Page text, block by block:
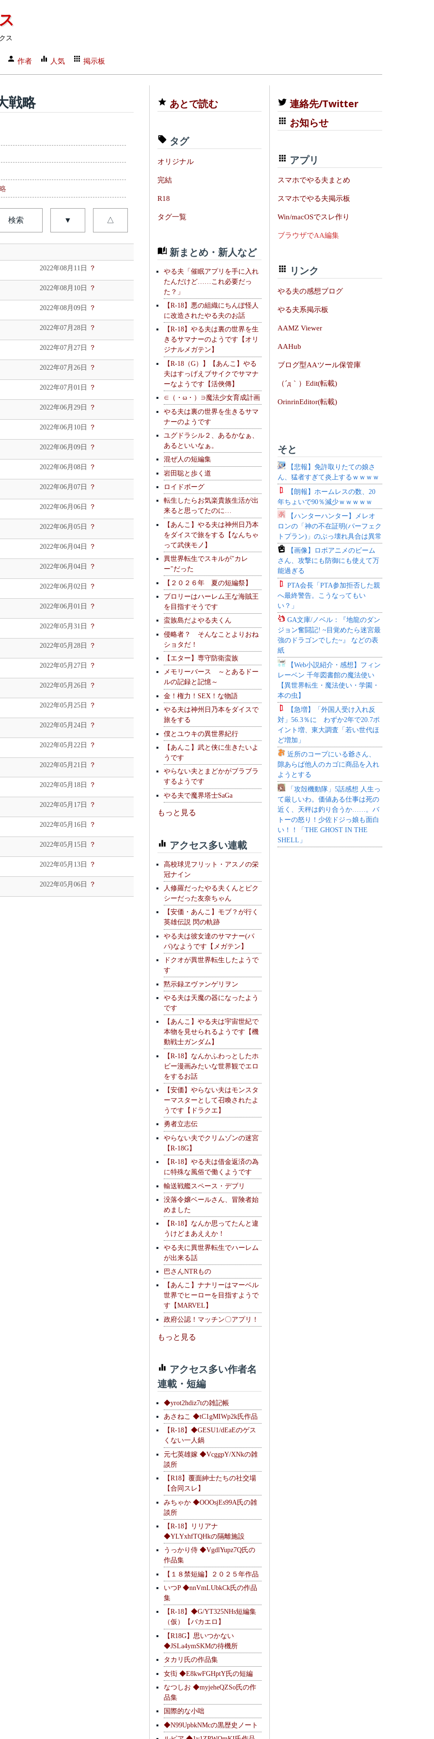
ス
作者 人気 掲示板
戦略
検索 ▼ △
2022年08月11日 ？
2022年08月10日 ？
2022年08月09日 ？
2022年07月28日 ？
2022年07月27日 ？
2022年07月26日 ？
2022年07月01日 ？
2022年06月29日 ？
2022年06月10日 ？
2022年06月09日 ？
2022年06月08日 ？
2022年06月07日 ？
2022年06月06日 ？
2022年06月05日 ？
2022年06月04日 ？
2022年06月04日 ？
2022年06月02日 ？
2022年06月01日 ？
2022年05月31日 ？
2022年05月28日 ？
2022年05月27日 ？
2022年05月26日 ？
2022年05月25日 ？
2022年05月24日 ？
2022年05月22日 ？
2022年05月21日 ？
2022年05月18日 ？
2022年05月17日 ？
2022年05月16日 ？
2022年05月15日 ？
2022年05月13日 ？
2022年05月06日 ？
あとで読む
タグ
オリジナル
完結
R18
タグ一覧
新まとめ・新人など
やる夫「催眠アプリを手に入れ
たんだけど……これ必要だっ
た？」
【R-18】悪の組織にちんぽ怪人
に改造されたやる夫のお話
【R-18】やる夫は裏の世界を生
きるサマナーのようです【オリ
ジナルメガテン】
【R-18（G）】【あんこ】やる
夫はすっげえブサイクでサマナ
ーなようです【活俠傳】
∈（・ω・）∋魔法少女育成計画
やる夫は裏の世界を生きるサマ
ナーのようです
ユグドラシル２、あるかなぁ、
あるといいなぁ。
混ぜ人の短編集
岩田聡と歩く道
ロイドボーグ
転生したらお気楽貴族生活が出
来ると思ってたのに…
【あんこ】やる夫は神州日乃本
をダイスで旅をする【なんちゃ
って武侠モノ】
異世界転生でスキルが"カレ
ー"だった
【２０２６年 夏の短編祭】
ブロリーはハーレム王な海賊王
を目指すそうです
蛮族島だよやる夫くん
侵略者？ そんなことよりおね
ショタだ！
【エター】専守防衛蛮族
メモリーバース ～とあるドー
ルの記録と記憶～
金！権力！SEX！な物語
やる夫は神州日乃本をダイスで
旅をする
僕とユウキの異世界紀行
【あんこ】武と侠に生きたいよ
うです
やらない夫とまどかがブラブラ
するようです
やる夫で魔界塔士SaGa
もっと見る
アクセス多い連載
高校球児フリット・アスノの栄
冠ナイン
人修羅だったやる夫くんとピク
シーだった友奈ちゃん
【安価・あんこ】モブ？が行く
英雄伝説 閃の軌跡
やる夫は彼女達のサマナー(パ
パ)なようです【メガテン】
ドクオが異世界転生したようで
す
黙示録ヱヴァンゲリヲン
やる夫は天魔の器になったよう
です
【あんこ】やる夫は宇宙世紀で
本物を見せられるようです【機
動戦士ガンダム】
【R-18】なんかふわっとしたホ
ビー漫画みたいな世界観でエロ
をするお話
【安価】やらない夫はモンスタ
ーマスターとして召喚されたよ
うです【ドラクエ】
勇者立志伝
やらない夫でクリムゾンの迷宮
【R-18G】
【R-18】やる夫は借金返済の為
に特殊な風俗で働くようです
輸送戦艦スペース・デブリ
没落令嬢ベールさん、冒険者始
めました
【R-18】なんか思ってたんと違
うけどまあええか！
やる夫に異世界転生でハーレム
が出来る話
巴さんNTRもの
【あんこ】ナナリーはマーベル
世界でヒーローを目指すようで
す【MARVEL】
政府公認！マッチン〇アプリ！
もっと見る
アクセス多い作者名
連載・短編
◆yrot2hdiz7tの雑記帳
あさねこ ◆tC1gMIWp2k氏作品
【R-18】◆GESU1/dEaEのゲス
くない一人鍋
元七英雄嫁 ◆VcggpY/XNkの雑
談所
【R18】覆面紳士たちの社交場
【合同スレ】
みちゃか ◆OOOsjEs99A氏の雑
談所
【R-18】リリアナ
◆YLYxhfTQHkの隔離施設
うっかり侍 ◆VgdlYupz7Q氏の
作品集
【１８禁短編】２０２５年作品
いつP ◆nnVmLUbkCk氏の作品
集
【R-18】◆G/YT325NHs短編集
（仮）【バカエロ】
【R18G】思いつかない
◆JSLa4ymSKMの待機所
タカリ氏の作品集
女衒 ◆E8kwFGHptY氏の短編
なつしお ◆myjeheQZSo氏の作
品集
国際的な小咄
◆N99UpbkNMcの黒歴史ノート
連絡先/Twitter
お知らせ
アプリ
スマホでやる夫まとめ
スマホでやる夫掲示板
Win/macOSでスレ作り
ブラウザでAA編集
リンク
やる夫の感想ブログ
やる夫系掲示板
AAMZ Viewer
AAHub
ブログ型AAツール保管庫
（´д｀）Edit(転載)
OrinrinEditor(転載)
そと
【悲報】免許取りたての娘さ
ん、猛者すぎて炎上するｗｗｗｗ
【朗報】ホームレスの数、20
年ちょいで90％減少ｗｗｗｗｗ
【ハンターハンター】メレオ
ロンの「神の不在証明(パーフェク
トプラン)」のぶっ壊れ具合は異常
【画像】ロボアニメのビーム
さん、攻撃にも防御にも使えて万
能過ぎる
PTA会長「PTA参加拒否した親
へ最終警告。こうなってもい
い？」
GA文庫/ノベル：『地龍のダン
ジョン奮闘記! ~目覚めたら迷宮最
強のドラゴンでした~』 などの表
紙
【Web小説紹介・感想】フィン
レーベン 千年図書館の魔法使い
【異世界転生・魔法使い・学園・
本の虫】
【急増】「外国人受け入れ反
対」56.3％に わずか2年で20.7ポ
イント増、東大調査「若い世代ほ
ど増加」
近所のコープにいる爺さん、
隙あらば他人のカゴに商品を入れ
ようとする
「攻殻機動隊」5話感想 人生っ
て厳しいわ。価値ある仕事は死の
近く、天秤は釣り合うか……。バ
トーの怒り！少佐ドジっ娘も面白
い！！「THE GHOST IN THE
SHELL」